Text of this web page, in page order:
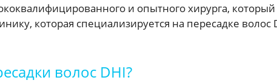
и опытного хирурга,
которая специализируется на пересадке
волос DHI?